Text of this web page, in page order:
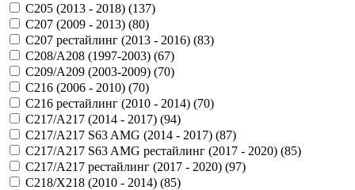
C205 (2013 - 2018) (137)
C207 (2009 - 2013) (80)
C207 рестайлинг (2013 - 2016) (83)
C208/A208 (1997-2003) (67)
C209/A209 (2003-2009) (70)
C216 (2006 - 2010) (70)
C216 рестайлинг (2010 - 2014) (70)
C217/A217 (2014 - 2017) (94)
C217/A217 S63 AMG (2014 - 2017) (87)
C217/A217 S63 AMG рестайлинг (2017 - 2020) (85)
C217/A217 рестайлинг (2017 - 2020) (97)
C218/X218 (2010 - 2014) (85)